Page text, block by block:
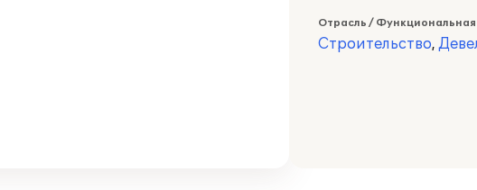
Отрасль /
Строительство,